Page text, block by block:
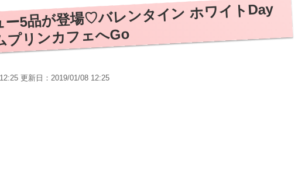
5品が登場♡バレンタイン ホワイトDay
プリンカフェへGo
更新日： 2019/01/08 12:25